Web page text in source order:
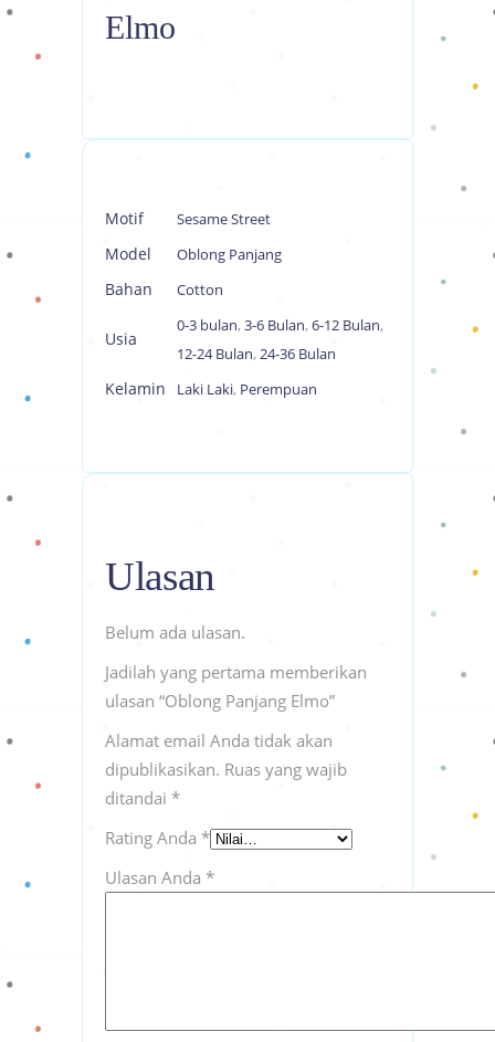
Elmo
Motif Sesame Street
Model Oblong Panjang
Bahan Cotton
Usia
0-3 bulan, 3-6 Bulan, 6-12 Bulan,
12-24 Bulan, 24-36 Bulan
Kelamin Laki Laki, Perempuan
Ulasan
Belum ada ulasan.
Jadilah yang pertama memberikan
ulasan “Oblong Panjang Elmo”
Alamat email Anda tidak akan
dipublikasikan. Ruas yang wajib
ditandai *
Rating Anda *
Ulasan Anda *